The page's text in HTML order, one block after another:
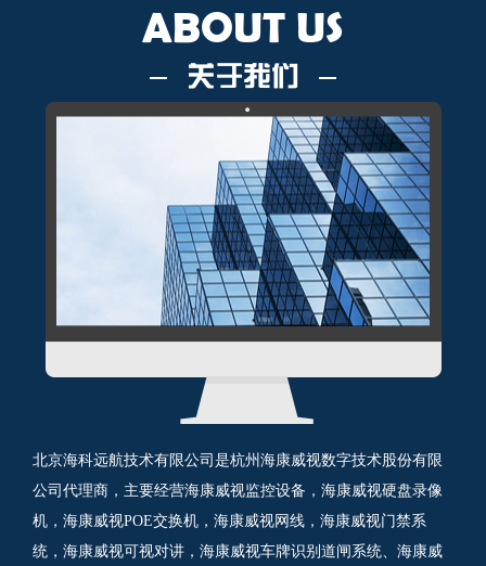
ABOUT US
关于我们
北京海科远航技术有限公司是杭州海康威视数字技术股份有限
公司代理商，主要经营海康威视监控设备，海康威视硬盘录像
机，海康威视POE交换机，海康威视网线，海康威视门禁系
统，海康威视可视对讲，海康威视车牌识别道闸系统、海康威